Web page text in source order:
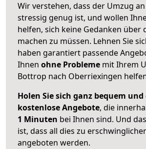
Wir verstehen, dass der Umzug
stressig genug ist, und wollen
helfen, sich keine Gedanken über
machen zu müssen. Lehnen Sie
haben garantiert passende
Ihnen ohne Probleme mit Ihrem
Bottrop nach Oberriexingen
Holen Sie sich ganz bequem
kostenlose Angebote, die
1 Minuten bei Ihnen sind. Und
ist, dass all dies zu
angeboten werden.